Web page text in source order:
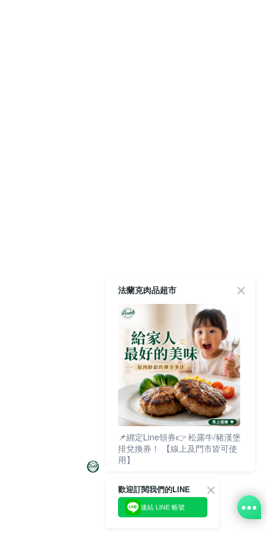
法蘭克肉品超市
📌綁定Line領券👉 松露牛/豬漢堡
排兌換券！ 【線上及門市皆可使
用】
歡迎訂閱我們的LINE
連結 LINE 帳號